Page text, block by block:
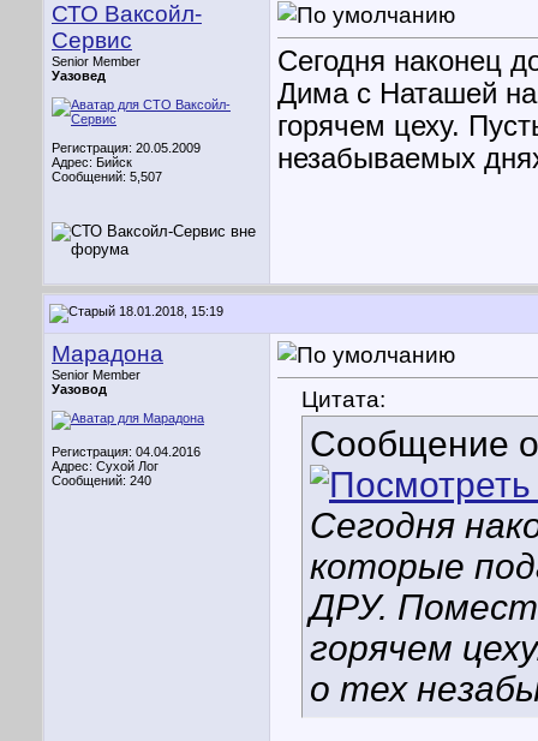
СТО Ваксойл-
Сервис
Senior Member
Уазовед
Регистрация: 20.05.2009
Адрес: Бийск
Сообщений: 5,507
Сегодня наконец
Дима с Наташей
горячем цеху.
незабываемых
18.01.2018, 15:19
Марадона
Senior Member
Уазовод
Регистрация: 04.04.2016
Адрес: Сухой Лог
Сообщений: 240
Цитата:
Сообщение
Сегодня
которые
ДРУ.
горячем
о тех